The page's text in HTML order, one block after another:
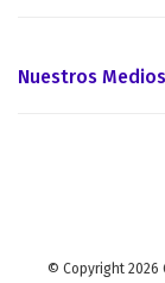
Nuestros Medios
© Copyright 2026